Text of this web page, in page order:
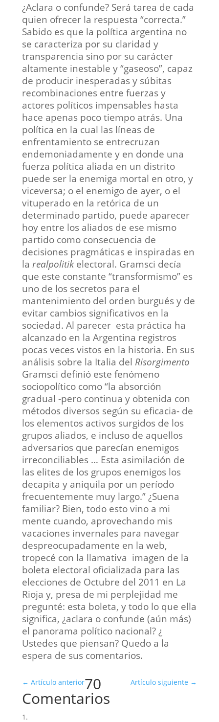
¿Aclara o confunde? Será tarea de cada
quien ofrecer la respuesta “correcta.”
Sabido es que la política argentina no
se caracteriza por su claridad y
transparencia sino por su carácter
altamente inestable y “gaseoso”, capaz
de producir inesperadas y súbitas
recombinaciones entre fuerzas y
actores políticos impensables hasta
hace apenas poco tiempo atrás. Una
política en la cual las líneas de
enfrentamiento se entrecruzan
endemoniadamente y en donde una
fuerza política aliada en un distrito
puede ser la enemiga mortal en otro, y
viceversa; o el enemigo de ayer, o el
vituperado en la retórica de un
determinado partido, puede aparecer
hoy entre los aliados de ese mismo
partido como consecuencia de
decisiones pragmáticas e inspiradas en
la realpolitikelectoral. Gramsci decía
que este constante “transformismo” es
uno de los secretos para el
mantenimiento del orden burgués y de
evitar cambios significativos en la
sociedad. Al parecer esta práctica ha
alcanzado en la Argentina registros
pocas veces vistos en la historia. En sus
análisis sobre la Italia del Risorgimento
Gramsci definió este fenómeno
sociopolítico como “la absorción
gradual -pero continua y obtenida con
métodos diversos según su eficacia- de
los elementos activos surgidos de los
grupos aliados, e incluso de aquellos
adversarios que parecían enemigos
irreconciliables … Esta asimilación de
las elites de los grupos enemigos los
decapita y aniquila por un período
frecuentemente muy largo.” ¿Suena
familiar? Bien, todo esto vino a mi
mente cuando, aprovechando mis
vacaciones invernales para navegar
despreocupadamente en la web,
tropecé con la llamativa imagen de la
boleta electoral oficializada para las
elecciones de Octubre del 2011 en La
Rioja y, presa de mi perplejidad me
pregunté: esta boleta, y todo lo que ella
significa, ¿aclara o confunde (aún más)
el panorama político nacional? ¿
Ustedes que piensan? Quedo a la
espera de sus comentarios.
← Artículo anterior Artículo siguiente →
70
Comentarios